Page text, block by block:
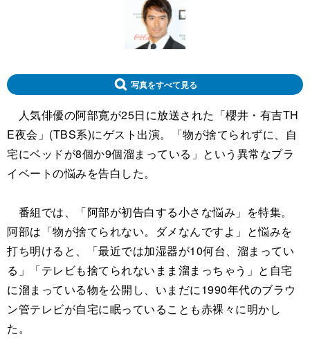
写真をすべて見る
人気俳優の阿部寛が25日に放送された「櫻井・有吉TH
E夜会」(TBS系)にゲスト出演。「物が捨てられずに、自
宅にベッドが8個か9個溜まっている」という異常なプラ
イベートの悩みを告白した。
番組では、「阿部が初告白する小さな悩み」を特集。
阿部は「物が捨てられない。ダメなんですよ」と悩みを
打ち明けると、「最近では加湿器が10何台、溜まってい
る」「テレビも捨てられないまま溜まっちゃう」と自宅
に溜まっている物を公開し、いまだに1990年代のブラウ
ン管テレビが自宅に眠っていることも赤裸々に明かし
た。